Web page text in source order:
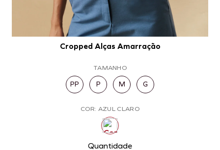
Cropped Alças Amarração
TAMANHO
PP P M G
COR: AZUL CLARO
Quantidade